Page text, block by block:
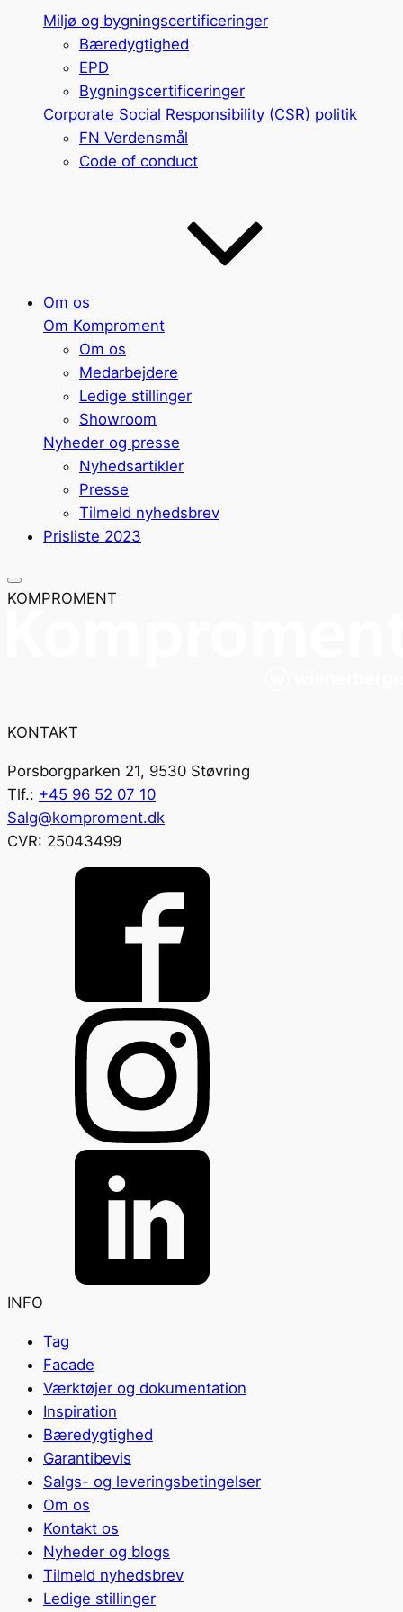
Miljø og bygningscertificeringer
Bæredygtighed
EPD
Bygningscertificeringer
Corporate Social Responsibility (CSR) politik
FN Verdensmål
Code of conduct
Om os
Om Komproment
Om os
Medarbejdere
Ledige stillinger
Showroom
Nyheder og presse
Nyhedsartikler
Presse
Tilmeld nyhedsbrev
Prisliste 2023
KOMPROMENT
KONTAKT
Porsborgparken 21, 9530 Støvring
Tlf.: +45 96 52 07 10
Salg@komproment.dk
CVR: 25043499
INFO
Tag
Facade
Værktøjer og dokumentation
Inspiration
Bæredygtighed
Garantibevis
Salgs- og leveringsbetingelser
Om os
Kontakt os
Nyheder og blogs
Tilmeld nyhedsbrev
Ledige stillinger